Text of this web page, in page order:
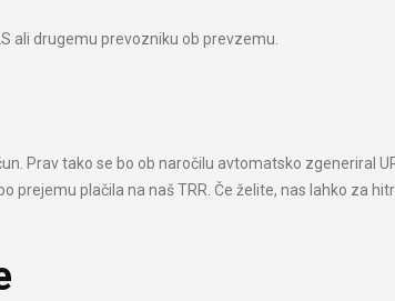
ali drugemu prevozniku ob prevzemu.
Prav tako se bo ob naročilu avtomatsko zgeneriral
prejemu plačila na naš TRR. Če želite, nas lahko za